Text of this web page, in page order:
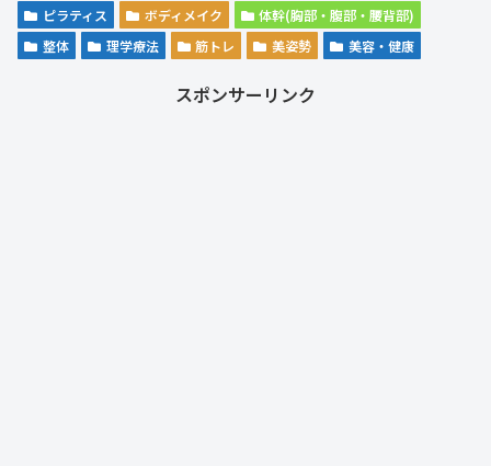
ピラティス ボディメイク
体幹(胸部・腹部・腰背部)
整体
理学療法 筋トレ 美姿勢 美容・健康
スポンサーリンク